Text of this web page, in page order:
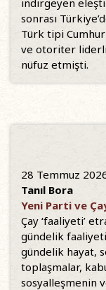
indirgeyen
sonrası
Türk tipi
ve otoriter
nüfuz etmişti.
28 Temmuz
Tanıl Bora
Yeni Parti ve
Çay ‘faaliyeti’
gündelik
gündelik hayat,
toplaşmalar,
sosyalleşmenin